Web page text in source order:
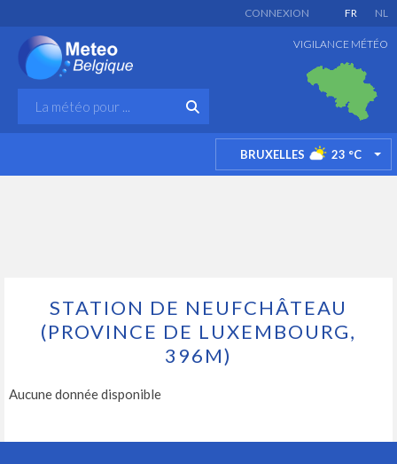
FR NL
CONNEXION
VIGILANCE MÉTÉO
BRUXELLES 23 °C
STATION DE NEUFCHÂTEAU
(PROVINCE DE LUXEMBOURG,
396M)
Aucune donnée disponible